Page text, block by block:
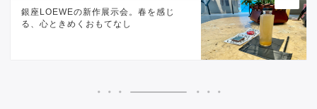
銀座LOEWEの新作展示会。春を感じ
る、心ときめくおもてなし